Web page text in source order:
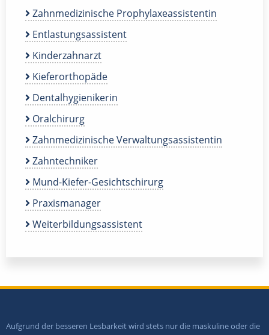
Zahnmedizinische Prophylaxeassistentin
Entlastungsassistent
Kinderzahnarzt
Kieferorthopäde
Dentalhygienikerin
Oralchirurg
Zahnmedizinische Verwaltungsassistentin
Zahntechniker
Mund-Kiefer-Gesichtschirurg
Praxismanager
Weiterbildungsassistent
Aufgrund der besseren Lesbarkeit wird stets nur die maskuline oder die